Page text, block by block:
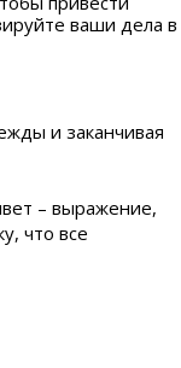
ваши дела в
и заканчивая
– выражение,
что все